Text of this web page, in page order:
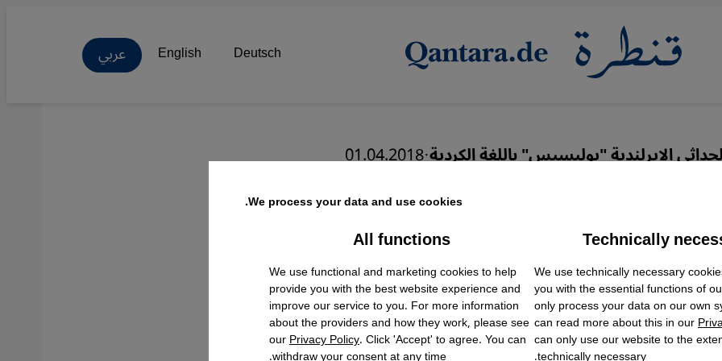
Deutsch
English عربي
الإيرلندية "يوليسيس" باللغة الكردية·
01.04.2018
الثقافة الكردية والأدب
English عربي
We process your data and use cookies.
Technically
We use technically necessary
you with the essential functions of
only process your data on our own
can read more about this in our
can only use our website to the
All functions
We use functional and marketing cookies to help
provide you with the best website experience and
improve our service to you. For more information
about the providers and how they work, please see
ourPrivacy Policy. Click 'Accept' to agree. You can
Facebook Embed / Facebook Connect
Twitter Embed
Instagram Embed
Youtube Embed
Google Maps Embed